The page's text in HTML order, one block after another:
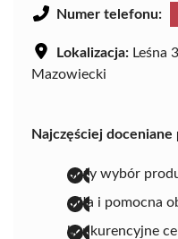
Numer telefonu:
Lokalizacja: Leśna
Mazowiecki
Najczęściej
duży wybór
miła i pomocna
konkurencyjne